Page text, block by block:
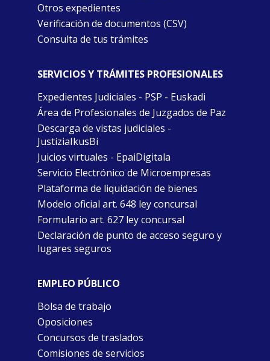
Otros expedientes
Verificación de documentos (CSV)
Consulta de tus trámites
SERVICIOS Y TRÁMITES PROFESIONALES
Expedientes Judiciales - PSP - Euskadi
Área de Profesionales de Juzgados de Paz
Descarga de vistas judiciales -
JustiziaIkusBi
Juicios virtuales - EpaiDigitala
Servicio Electrónico de Microempresas
Plataforma de liquidación de bienes
Modelo oficial art. 648 ley concursal
Formulario art. 627 ley concursal
Declaración de punto de acceso seguro y
lugares seguros
EMPLEO PÚBLICO
Bolsa de trabajo
Oposiciones
Concursos de traslados
Comisiones de servicios